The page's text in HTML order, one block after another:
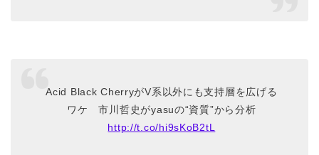
Acid Black CherryがV系以外にも支持層を広げる
ワケ 市川哲史がyasuの“資質”から分析
http://t.co/hi9sKoB2tL